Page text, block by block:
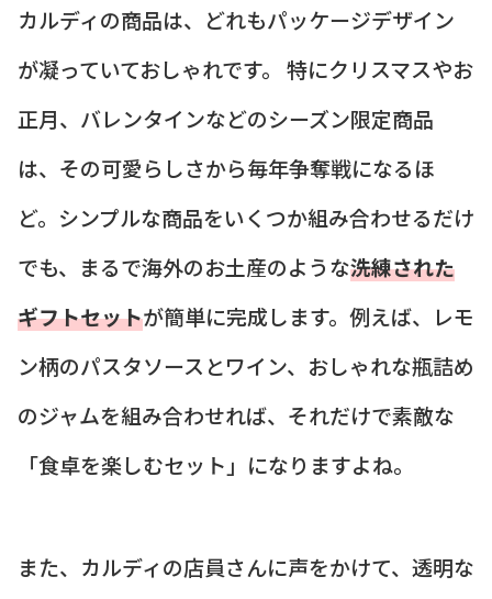
カルディの商品は、どれもパッケージデザイン
が凝っていておしゃれです。 特にクリスマスやお
正月、バレンタインなどのシーズン限定商品
は、その可愛らしさから毎年争奪戦になるほ
ど。シンプルな商品をいくつか組み合わせるだけ
でも、まるで海外のお土産のような洗練された
ギフトセットが簡単に完成します。例えば、レモ
ン柄のパスタソースとワイン、おしゃれな瓶詰め
のジャムを組み合わせれば、それだけで素敵な
「食卓を楽しむセット」になりますよね。
また、カルディの店員さんに声をかけて、透明な